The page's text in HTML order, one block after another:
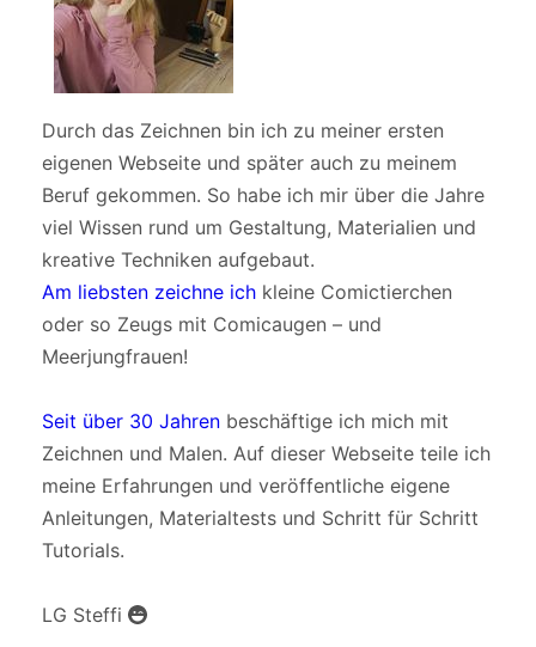
Durch das Zeichnen bin ich zu meiner ersten
eigenen Webseite und später auch zu meinem
Beruf gekommen. So habe ich mir über die Jahre
viel Wissen rund um Gestaltung, Materialien und
kreative Techniken aufgebaut.
Am liebsten zeichne ichkleine Comictierchen
oder so Zeugs mit Comicaugen – und
Meerjungfrauen!
Seit über 30 Jahrenbeschäftige ich mich mit
Zeichnen und Malen. Auf dieser Webseite teile ich
meine Erfahrungen und veröffentliche eigene
Anleitungen, Materialtests und Schritt für Schritt
Tutorials.
LG Steffi